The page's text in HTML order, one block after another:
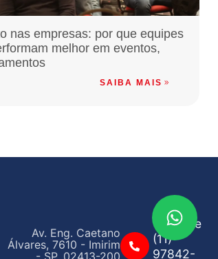
nas empresas: por que equipes
melhor em eventos,
SAIBA MAIS
Av. Eng. Caetano
Álvares, 7610 - Imirim
- SP, 02413-200
Telefone
(11)
97842-